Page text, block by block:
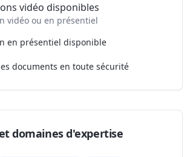
vidéo disponibles
vidéo ou en présentiel
en présentiel disponible
documents en toute sécurité
domaines d'expertise